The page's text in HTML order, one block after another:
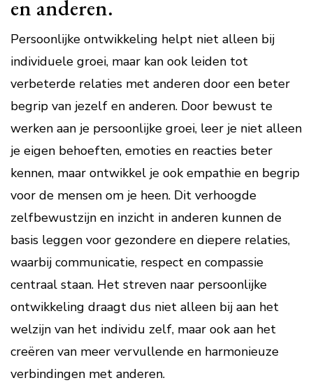
en anderen.
Persoonlijke ontwikkeling helpt niet alleen bij
individuele groei, maar kan ook leiden tot
verbeterde relaties met anderen door een beter
begrip van jezelf en anderen. Door bewust te
werken aan je persoonlijke groei, leer je niet alleen
je eigen behoeften, emoties en reacties beter
kennen, maar ontwikkel je ook empathie en begrip
voor de mensen om je heen. Dit verhoogde
zelfbewustzijn en inzicht in anderen kunnen de
basis leggen voor gezondere en diepere relaties,
waarbij communicatie, respect en compassie
centraal staan. Het streven naar persoonlijke
ontwikkeling draagt dus niet alleen bij aan het
welzijn van het individu zelf, maar ook aan het
creëren van meer vervullende en harmonieuze
verbindingen met anderen.